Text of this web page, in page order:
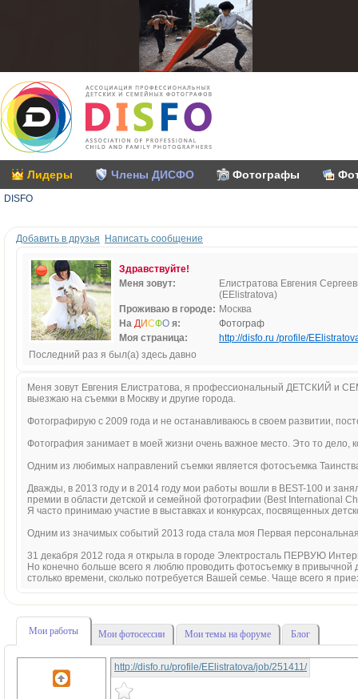
Лидеры Члены ДИСФО Фотографы
DISFO
Добавить в друзья Написать сообщение
Здравствуйте!
Меня зовут:
Елистратова Евгения
(EElistratova)
Проживаю в городе: Москва
На ДИСФО я:
Фотограф
Моя страница:
http://disfo.ru /profile/
Последний раз я был(а) здесь давно
Меня зовут Евгения Елистратова, я профессиональный ДЕТСКИЙ и
выезжаю на съемки в Москву и другие города.
Фотографирую с 2009 года и не останавливаюсь в своем развитии,
Фотография занимает в моей жизни очень важное место. Это то дело,
Одним из любимых направлений съемки является фотосъемка
Дважды, в 2013 году и в 2014 году мои работы вошли в BEST-100 и
премии в области детской и семейной фотографии (Best International
Я часто принимаю участие в выставках и конкурсах, посвященных
Одним из значимых событий 2013 года стала моя Первая
31 декабря 2012 года я открыла в городе Электросталь ПЕРВУЮ
Но конечно больше всего я люблю проводить фотосъемку в
столько времени, сколько потребуется Вашей семье. Чаще всего я
Мои работы Мои фотосессии Мои темы на форуме Блог
http://disfo.ru/profile/EElistratova/job/251411/